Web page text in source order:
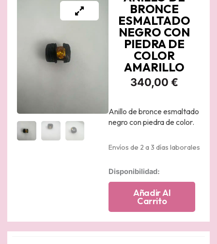
BRONCE
ESMALTADO
NEGRO CON
PIEDRA DE
COLOR
AMARILLO
340,00 €
Anillo de bronce esmaltado
negro con piedra de color.
Envíos de 2 a 3 días laborales
Disponibilidad:
Anillo
esmaltado
negro
Añadir Al
Carrito